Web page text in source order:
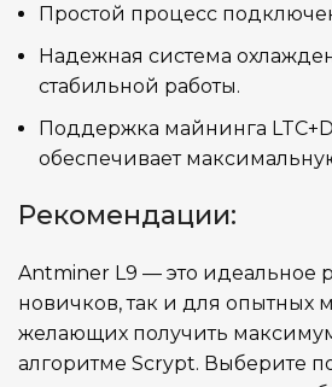
Простой процесс
Надежная система
стабильной работы.
Поддержка майнинга
обеспечивает
Рекомендации:
Antminer L9 — это идеальное
новичков, так и для опытных
желающих получить
алгоритме Scrypt. Выберите